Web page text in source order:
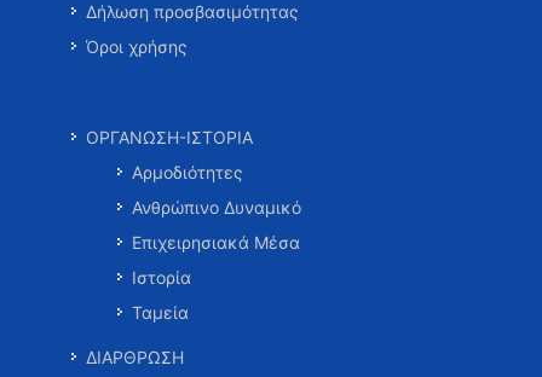
Δήλωση προσβασιμότητας
Όροι χρήσης
ΟΡΓΑΝΩΣΗ-ΙΣΤΟΡΙΑ
Αρμοδιότητες
Ανθρώπινο Δυναμικό
Επιχειρησιακά Μέσα
Ιστορία
Ταμεία
ΔΙΑΡΘΡΩΣΗ